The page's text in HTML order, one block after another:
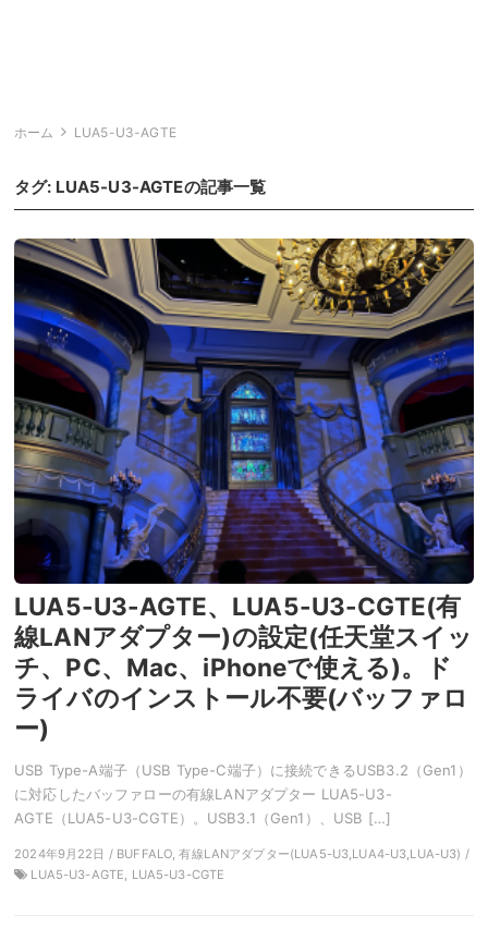
ホーム LUA5-U3-AGTE
タグ: LUA5-U3-AGTEの記事一覧
LUA5-U3-AGTE、LUA5-U3-CGTE(有
線LANアダプター)の設定(任天堂スイッ
チ、PC、Mac、iPhoneで使える)。ド
ライバのインストール不要(バッファロ
ー)
USB Type-A端子（USB Type-C端子）に接続できるUSB3.2（Gen1）
に対応したバッファローの有線LANアダプター LUA5-U3-
AGTE（LUA5-U3-CGTE）。USB3.1（Gen1）、USB […]
2024年9月22日 / BUFFALO, 有線LANアダプター(LUA5-U3,LUA4-U3,LUA-U3) /
LUA5-U3-AGTE, LUA5-U3-CGTE